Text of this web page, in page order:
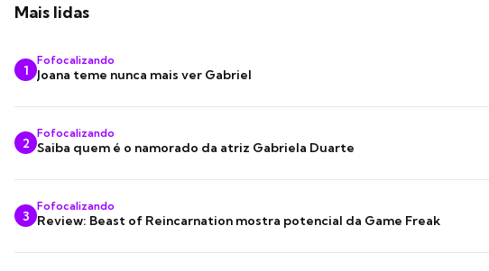
Mais lidas
1
Fofocalizando
Joana teme nunca mais ver Gabriel
2
Fofocalizando
Saiba quem é o namorado da atriz Gabriela Duarte
3
Fofocalizando
Review: Beast of Reincarnation mostra potencial da Game Freak